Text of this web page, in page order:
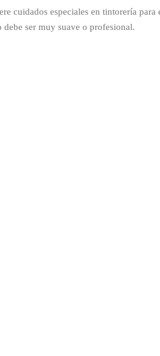
cuidados especiales en tintorería para
ser muy suave o profesional.